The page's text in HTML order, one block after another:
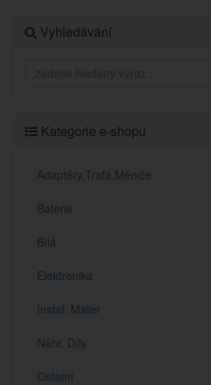
Vyhledávání
Kategorie e-shopu
Adaptéry,Trafa,Měniče
Baterie
Bílá
Elektronika
Instal. Mater
Náhr. Díly
Ostatní